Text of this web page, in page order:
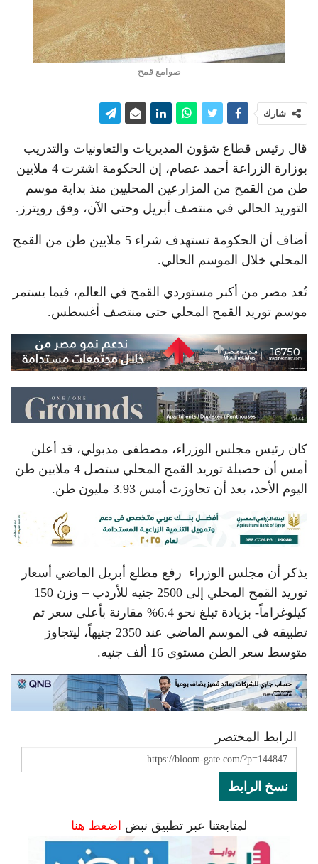
صوامع قمح
شارك
قال رئيس قطاع شؤون المديريات والتعاونيات والتدريب
بوزارة الزراعة أحمد عصام، إن الحكومة اشترت 4 ملايين
طن من القمح من المزارعين المحليين منذ بداية موسم
التوريد الحالي في منتصف أبريل وحتى الآن، وفق رويترز.
أضاف أن الحكومة تستهدف شراء 5 ملايين طن من القمح
المحلي خلال الموسم الحالي.
تُعد مصر من أكبر مستوردي القمح في العالم، فيما يستمر
موسم توريد القمح المحلي حتى منتصف أغسطس.
كان رئيس مجلس الوزراء، مصطفى مدبولي، قد أعلن
أمس أن حصيلة توريد القمح المحلي ستصل 4 ملايين طن
اليوم الأحد، بعد أن تجاوزت أمس 3.93 مليون طن.
يذكر أن مجلس الوزراء رفع مطلع أبريل الماضي أسعار
توريد القمح المحلي إلى 2500 جنيه للأردب – وزن 150
كيلوغراماً- بزيادة تبلغ نحو 6.4% مقارنة بأعلى سعر تم
تطبيقه في الموسم الماضي عند 2350 جنيهاً، ليتجاوز
متوسط سعر الطن مستوى 16 ألف جنيه.
الرابط المختصر
نسخ الرابط
لمتابعتنا عبر تطبيق نبض اضغط هنا